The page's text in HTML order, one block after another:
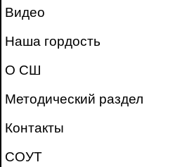
Видео
Наша гордость
О СШ
Методический раздел
Контакты
СОУТ